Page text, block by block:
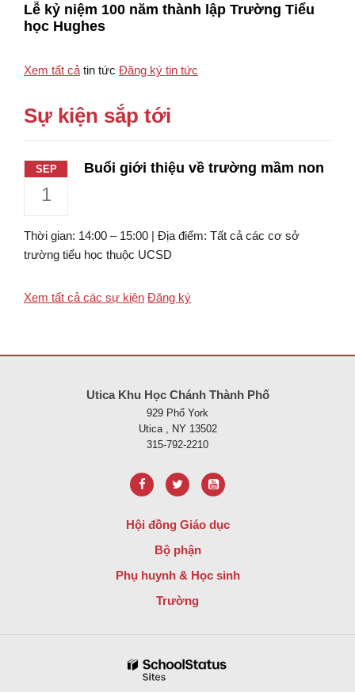
Lễ kỷ niệm 100 năm thành lập Trường Tiểu
học Hughes
Xem tất cả tin tức Đăng ký tin tức
Sự kiện sắp tới
SEP
1
Buổi giới thiệu về trường mầm non
Thời gian: 14:00 – 15:00 | Địa điểm: Tất cả các cơ sở
trường tiểu học thuộc UCSD
Xem tất cả các sự kiện Đăng ký
Utica Khu Học Chánh Thành Phố
929 Phố York
Utica , NY 13502
315-792-2210
Hội đồng Giáo dục
Bộ phận
Phụ huynh & Học sinh
Trường